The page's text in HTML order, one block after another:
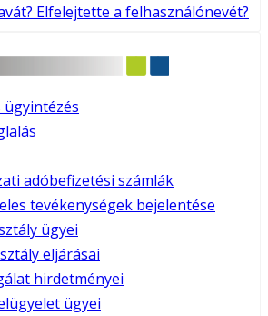
Elfelejtette a felhasználónevét?
adóbefizetési számlák
tevékenységek bejelentése
ügyei
eljárásai
hirdetményei
ügyei